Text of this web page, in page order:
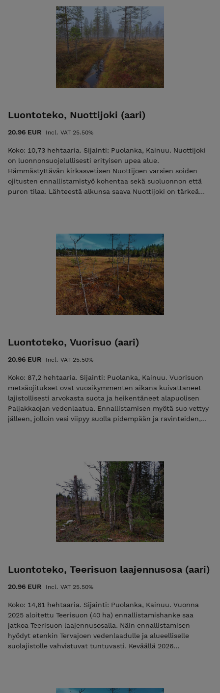
Kasvillisuus on keski- ja niukkaravinteisia suotyyppejä,
pääosin sararämettä ja tupasvillarämettä. Jokirannassa on
reheviä ja pääosin täysin luonnontilaisia
korpiluontotyyppejä. Yhtä ostettua CO2-tonnia kohden
ennallistetaan 2,42 aaria suota - eli jokaisella Hiilipörssin
kautta ostetulla hiilitonnilla on myös positiiviset
biodiversiteetti- ja vesistövaikutukset. Ostokset näkyvät
muutaman arkipäivän kuluessa Hiilipörssin julkisessa
Suorekisterissä.
Luontoteko, Nuottijoki (aari)
20.96 EUR Incl. VAT 25.50%
Koko: 10,73 hehtaaria. Sijainti: Puolanka, Kainuu. Nuottijoki
on luonnonsuojelullisesti erityisen upea alue.
Hämmästyttävän kirkasvetisen Nuottijoen varsien soiden
ojitusten ennallistamistyö kohentaa sekä suoluonnon että
puron tilaa. Lähteestä alkunsa saava Nuottijoki on tärkeä
Kasvillisuus on keski- ja niukkaravinteisia suotyyppejä,
pääosin sararämettä ja tupasvillarämettä. Jokirannassa on
reheviä ja pääosin täysin luonnontilaisia
korpiluontotyyppejä. Ostokset näkyvät muutaman arkipäivän
kuluessa Hiilipörssin julkisessa Suorekisterissä.
Luontoteko, Vuorisuo (aari)
20.96 EUR Incl. VAT 25.50%
Koko: 87,2 hehtaaria. Sijainti: Puolanka, Kainuu. Vuorisuon
metsäojitukset ovat vuosikymmenten aikana kuivattaneet
lajistollisesti arvokasta suota ja heikentäneet alapuolisen
Paljakkaojan vedenlaatua. Ennallistamisen myötä suo vettyy
jälleen, jolloin vesi viipyy suolla pidempään ja ravinteiden,
suotyyppejä: ravinteikkaita lettoja, rämeitä sekä suon ja
kangasmetsän vaihettumisvyöhykkeitä. Alueella on säilynyt
ojituksesta huolimatta alkuperäisestä lettoluonnosta
kertovia lajiesiintymiä, joiden elinalueiden odotetaan
levittyvän ennallistamisen myötä. Vuorisuon ennallistusalue
sijoittuu Vuorisuon ja Vellisuon Natura-alueiden väliin.
Ennallistamisen myötä soiden suojelualueet yhdistyvät.
Samalla kohde vahvistaa laajempaa Kainuun suoluonnon
Luontoteko, Teerisuon laajennusosa (aari)
20.96 EUR Incl. VAT 25.50%
Koko: 14,61 hehtaaria. Sijainti: Puolanka, Kainuu. Vuonna
2025 aloitettu Teerisuon (40 ha) ennallistamishanke saa
jatkoa Teerisuon laajennusosalla. Näin ennallistamisen
hyödyt etenkin Tervajoen vedenlaadulle ja alueelliselle
suolajistolle vahvistuvat tuntuvasti. Keväällä 2026
Teerisuon laajennusosan ennallistamisen ilmastohyödyt ovat